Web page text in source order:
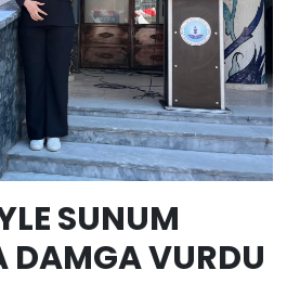
SUNUM
DAMGA VURDU